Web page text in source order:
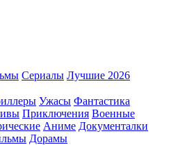
Сериалы Лучшие 2026
Ужасы Фантастика
Приключения Военные
Аниме Документалки
Дорамы